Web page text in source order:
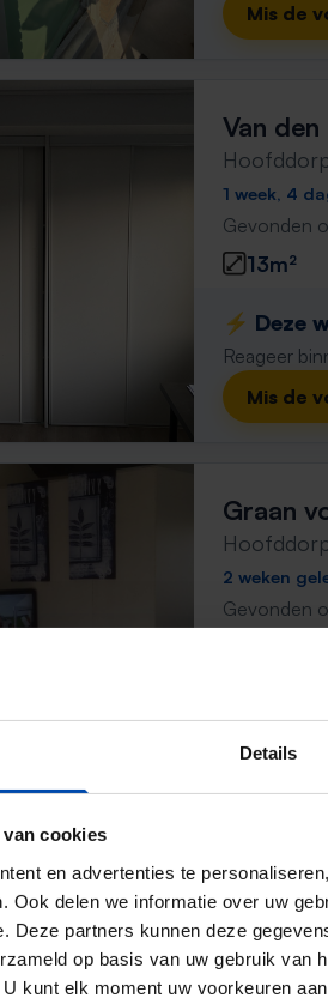
Details
cookies
en advertenties te
Ook delen we informatie over uw
Deze partners kunnen deze
op basis van uw gebruik van
kunt elk moment uw voorkeuren
Mis de
Van
1 week, 4
Gevonden
13m²
⚡️ Deze
Reageer
Mis de
Graan
2 weken
Gevonden
Reageer
2 weken, 2
Gevonden